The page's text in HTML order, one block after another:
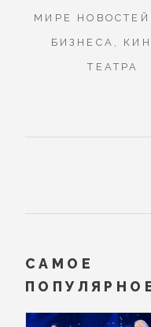
МИРЕ
БИЗНЕСА,
ТЕАТРА
САМОЕ